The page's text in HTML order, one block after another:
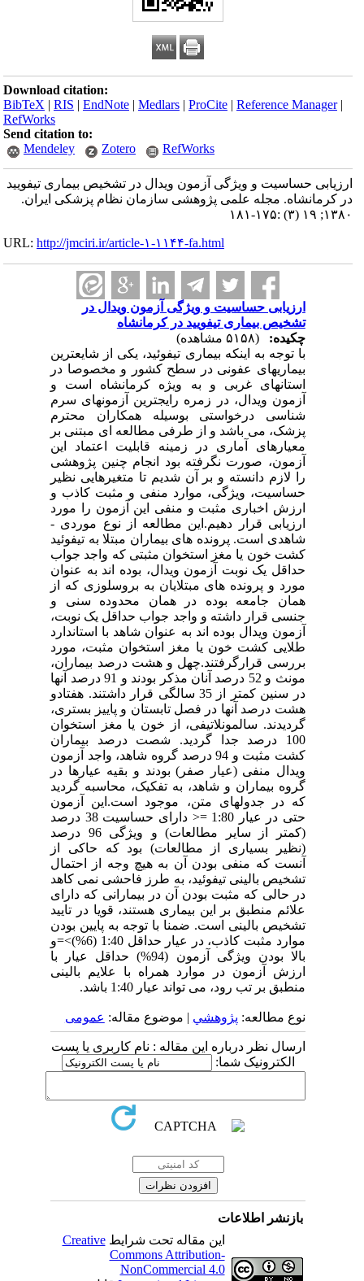
Download citation:
BibTeX |RIS |EndNote |Medlars |ProCite |Reference Manager
RefWorks
Send citation to:
Mendeley
Zotero RefWorks
ارزیابی حساسیت و ویژگی آزمون ویدال در تشخیص بیماری تیفویید
در کرمانشاه. مجله علمی پژوهشی سازمان نظام پزشکی ایران.
۱۳۸۰; ۱۹ (۳) :۱۷۵-۱۸۱
URL:http://jmciri.ir/article-۱-۱۱۴۴-fa.html
ارزیابی حساسیت و ویژگی آزمون ویدال در
تشخیص بیماری تیفویید در کرمانشاه
چکیده:
با توجه به اینکه بیماری تیفوئید، یکی از شایعترین
بیماریهای عفونی در سطح کشور و مخصوصا در
استانهای غربی و به ویژه کرمانشاه است و
آزمون ویدال، در زمره رایجترین آزمونهای سرم
شناسی درخواستی بوسیله همکاران محترم
پزشک، می باشد و از طرفی مطالعه ای مبتنی بر
معیارهای آماری در زمینه قابلیت اعتماد این
آزمون، صورت نگرفته بود انجام چنین پژوهشی
را لازم دانسته و بر آن شدیم تا متغیرهایی نظیر
حساسیت، ویژگی، موارد منفی و مثبت کاذب و
ارزش اخباری مثبت و منفی این آزمون را مورد
ارزیابی قرار دهیم.این مطالعه از نوع موردی -
شاهدی است. پرونده های بیماران مبتلا به تیفوئید
کشت خون یا مغز استخوان مثبتی که واجد جواب
حداقل یک نوبت آزمون ویدال، بوده اند به عنوان
مورد و پرونده های مبتلایان به بروسلوزی که از
همان جامعه بوده در همان محدوده سنی و
جنسی قرار داشته و واجد جواب حداقل یک نوبت،
آزمون ویدال بوده اند به عنوان شاهد با استاندارد
طلایی کشت خون یا مغز استخوان مثبت، مورد
بررسی قرارگرفتند.چهل و هشت درصد بیماران،
مونث و 52 درصد آنان مذکر بودند و 91 درصد آنها
در سنین کمتر از 35 سالگی قرار داشتند. هفتادو
هشت درصد آنها در فصل تابستان و پاییز بستری،
گردیدند. سالمونلاتیفی، از خون یا مغز استخوان
100 درصد جدا گردید. شصت درصد بیماران
کشت مثبت و 94 درصد گروه شاهد، واجد آزمون
ویدال منفی (عیار صفر) بودند و بقیه عیارها در
گروه بیماران و شاهد، به تفکیک، محاسبه گردید
که در جدولهای متن، موجود است.این آزمون
حتی در عیار 1:80 =< دارای حساسیت 38 درصد
(کمتر از سایر مطالعات) و ویژگی 96 درصد
(نظیر بسیاری از مطالعات) بود که حاکی از
آنست که منفی بودن آن به هیچ وجه از احتمال
تشخیص بالینی تیفوئید، به طرز فاحشی نمی کاهد
در حالی که مثبت بودن آن در بیمارانی که دارای
علائم منطبق بر این بیماری هستند، قویا در تایید
تشخیص بالینی است. ضمنا با توجه به پایین بودن
موارد مثبت کاذب، در عیار حداقل 1:40 (6%)>=و
بالا بودن ویژگی آزمون (94%) حداقل عیار با
ارزش آزمون در موارد همراه با علایم بالینی
منطبق بر تب رود، می تواند عیار 1:40 باشد.
نوع مطالعه:پژوهشي| موضوع مقاله:عمومى
ارسال نظر درباره این مقاله : نام کاربری یا پست
الکترونیک شما:
بازنشر اطلاعات
این مقاله تحت شرایطCreative
Commons Attribution-
NonCommercial 4.0